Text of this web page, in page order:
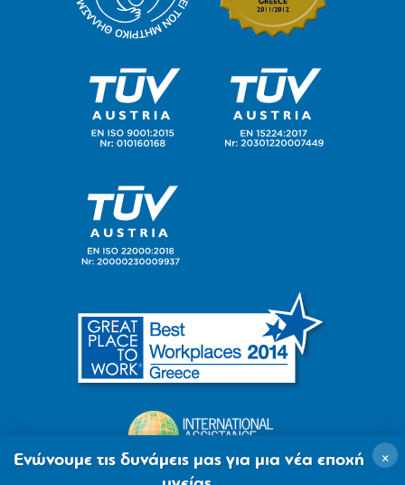
×
Ενώνουμε τις δυνάμεις μας για μια νέα εποχή